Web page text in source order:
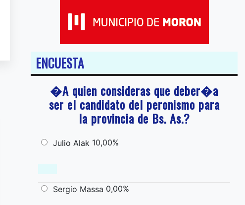
ENCUESTA
�A quien consideras que deber�a
ser el candidato del peronismo para
la provincia de Bs. As.?
Julio Alak 10,00%
Sergio Massa 0,00%